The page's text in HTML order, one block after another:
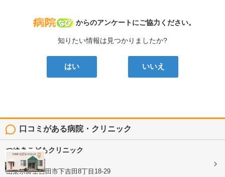
病院なび
からのアンケートにご協力ください。
知りたい情報は見つかりましたか?
はい いいえ
口コミがある病院・クリニック
つゆきこどもクリニック
小児科
山梨県富士吉田市下吉田8丁目18-29